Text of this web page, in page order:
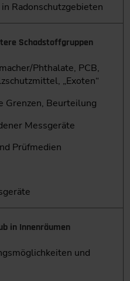
Radonschutzgebieten
Schadstoffgruppen
Phthalate, PCB,
„Exoten“
Grenzen, Beurteilung
Messgeräte
Prüfmedien
in Innenräumen
und